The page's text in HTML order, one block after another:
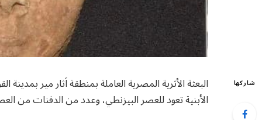
شاركها
البعثة الأثرية المصرية العاملة بمنطقة اَثار مير
الأبنية تعود للعصر البيزنطي، وعدد من الدفنات من